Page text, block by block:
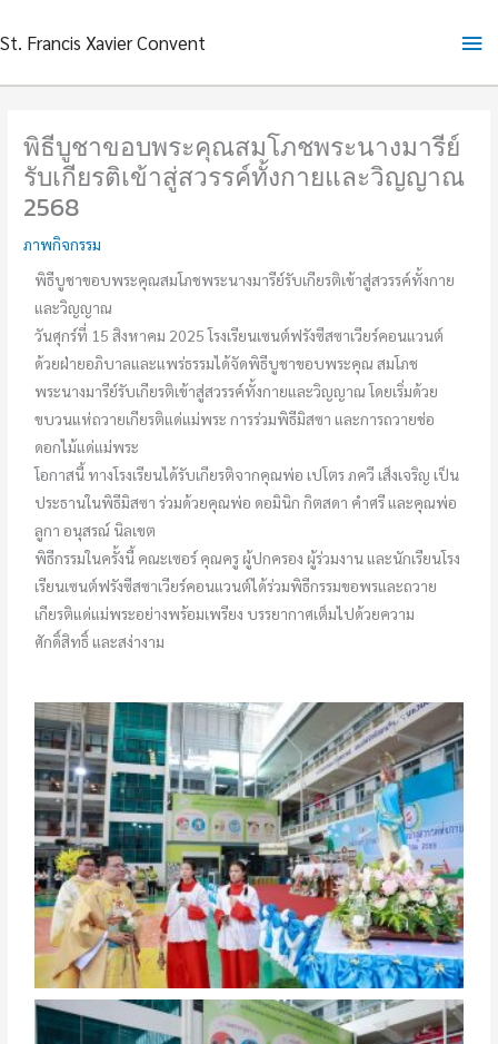
to
St. Francis Xavier Convent
พิธีบูชาขอบพระคุณสมโภชพระนางมารีย์
รับเกียรติเข้าสู่สวรรค์ทั้งกายและวิญญาณ
2568
ภาพกิจกรรม
พิธีบูชาขอบพระคุณสมโภชพระนางมารีย์รับเกียรติเข้าสู่สวรรค์ทั้งกาย
และวิญญาณ
วันศุกร์ที่ 15 สิงหาคม 2025 โรงเรียนเซนต์ฟรังซีสซาเวียร์คอนแวนต์
ด้วยฝ่ายอภิบาลและแพร่ธรรมได้จัดพิธีบูชาขอบพระคุณ สมโภช
พระนางมารีย์รับเกียรติเข้าสู่สวรรค์ทั้งกายและวิญญาณ โดยเริ่มด้วย
ขบวนแห่ถวายเกียรติแด่แม่พระ การร่วมพิธีมิสซา และการถวายช่อ
ดอกไม้แด่แม่พระ
โอกาสนี้ ทางโรงเรียนได้รับเกียรติจากคุณพ่อ เปโตร ภควี เส็งเจริญ เป็น
ประธานในพิธีมิสซา ร่วมด้วยคุณพ่อ ดอมินิก กิตสดา คำศรี และคุณพ่อ
ลูกา อนุสรณ์ นิลเขต
พิธีกรรมในครั้งนี้ คณะเซอร์ คุณครู ผู้ปกครอง ผู้ร่วมงาน และนักเรียนโรง
เรียนเซนต์ฟรังซีสซาเวียร์คอนแวนต์ได้ร่วมพิธีกรรมขอพรและถวาย
เกียรติแด่แม่พระอย่างพร้อมเพรียง บรรยากาศเต็มไปด้วยความ
ศักดิ์สิทธิ์ และสง่างาม